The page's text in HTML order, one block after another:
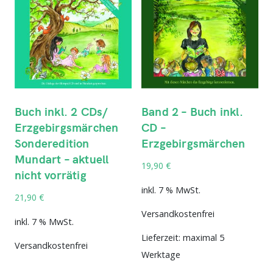
Buch inkl. 2 CDs/
Erzgebirgsmärchen
Sonderedition
Mundart – aktuell
nicht vorrätig
21,90 €
inkl. 7 % MwSt.
Versandkostenfrei
Band 2 – Buch inkl.
CD –
Erzgebirgsmärchen
19,90 €
inkl. 7 % MwSt.
Versandkostenfrei
Lieferzeit: maximal 5
Werktage